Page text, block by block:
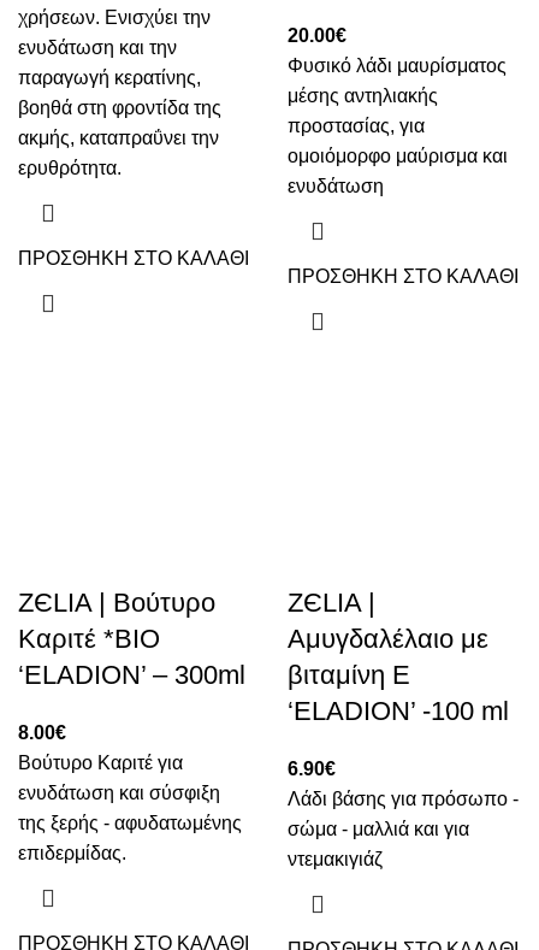
χρήσεων. Ενισχύει την
ενυδάτωση και την
παραγωγή κερατίνης,
βοηθά στη φροντίδα της
ακμής, καταπραΰνει την
ερυθρότητα.
ΠΡΟΣΘΗΚΗ ΣΤΟ ΚΑΛΑΘΙ
20.00€
Φυσικό λάδι μαυρίσματος
μέσης αντηλιακής
προστασίας, για
ομοιόμορφο μαύρισμα και
ενυδάτωση
ΠΡΟΣΘΗΚΗ ΣΤΟ ΚΑΛΑΘΙ
ZЄLIA | Βούτυρο
Καριτέ *BIO
‘ELADION’ – 300ml
8.00€
Βούτυρο Καριτέ για
ενυδάτωση και σύσφιξη
της ξερής - αφυδατωμένης
επιδερμίδας.
ΠΡΟΣΘΗΚΗ ΣΤΟ ΚΑΛΑΘΙ
ZЄLIA |
Αμυγδαλέλαιο με
βιταμίνη Ε
‘ELADION’ -100 ml
6.90€
Λάδι βάσης για πρόσωπο -
σώμα - μαλλιά και για
ντεμακιγιάζ